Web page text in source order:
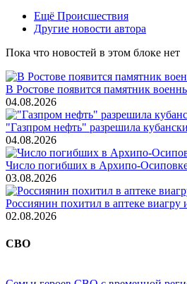
Ещё Происшествия
Другие новости автора
Пока что новостей в этом блоке нет
В Ростове появится памятник
04.08.2026
"Газпром нефть" разрешила
04.08.2026
Число погибших в Архипо-
03.08.2026
Россиянин похитил в аптеке
02.08.2026
СВО